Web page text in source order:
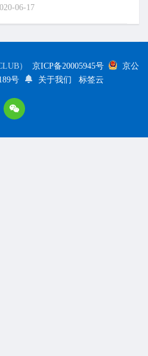
06-17
） 京ICP备20005945号
京公
号
关于我们 标签云